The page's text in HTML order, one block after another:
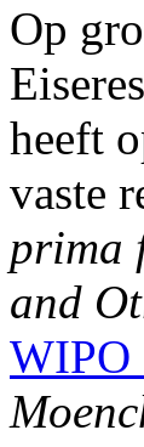
Op
heeft
vaste
prima
and
WIPO